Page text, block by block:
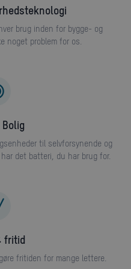
brug inden for bygge- og
noget problem for os.
Bolig
til selvforsynende og
det batteri, du har brug for.
fritid
fritiden for mange lettere.